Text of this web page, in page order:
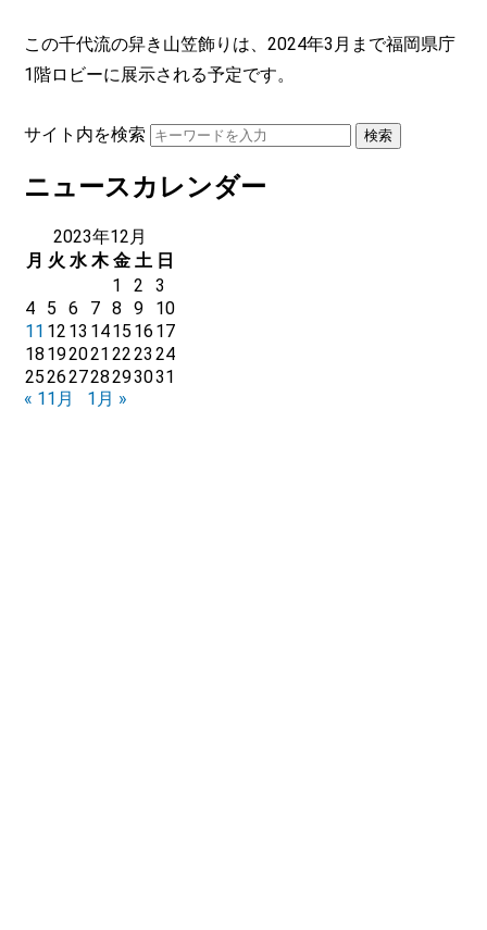
この千代流の舁き山笠飾りは、2024年3月まで福岡県庁
1階ロビーに展示される予定です。
サイト内を検索
ニュースカレンダー
2023年12月
月 火 水 木 金 土 日
1
2
3
4
5 6 7 8 9
10
11 12 13 1415 16 17
18192021 2223 24
25262728293031
« 11月
1月 »